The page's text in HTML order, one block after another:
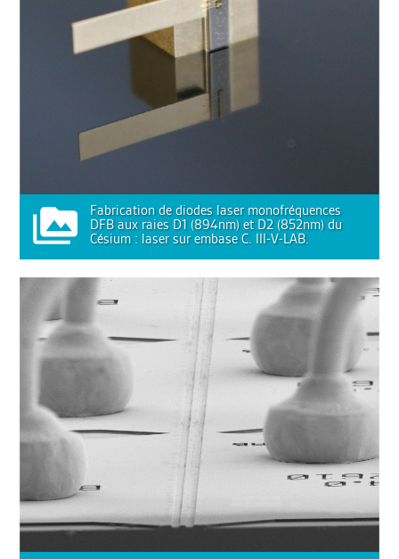
Fabrication de diodes laser monofréquences
DFB aux raies D1 (894nm) et D2 (852nm) du
Césium : laser sur embase C. III-V-LAB.